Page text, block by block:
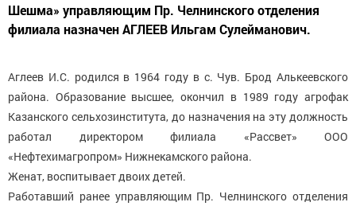
Шешма» управляющим Пр. Челнинского отделения
филиала назначен АГЛЕЕВ Ильгам Сулейманович.
Аглеев И.С. родился в 1964 году в с. Чув. Брод Алькеевского
района. Образование высшее, окончил в 1989 году агрофак
Казанского сельхозинститута, до назначения на эту должность
работал директором филиала «Рассвет» ООО
«Нефтехимагропром» Нижнекамского района.
Женат, воспитывает двоих детей.
Работавший ранее управляющим Пр. Челнинского отделения